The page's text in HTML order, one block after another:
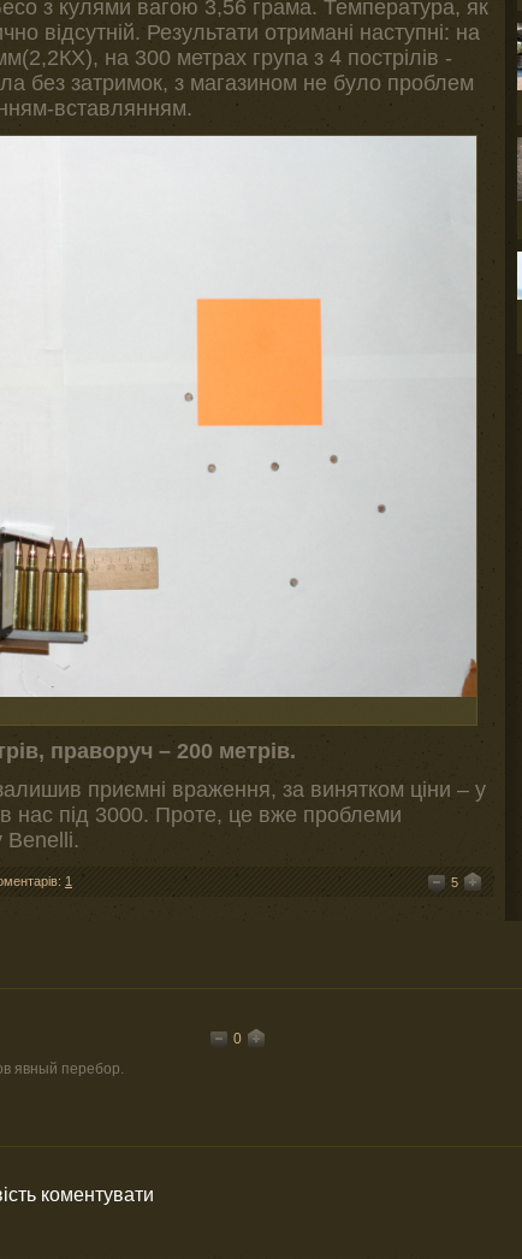
з кулями вагою 3,56 грама. Температура, як
відсутній. Результати отримані наступні: на
на 300 метрах група з 4 пострілів -
без затримок, з магазином не було проблем
вставлянням.
праворуч – 200 метрів.
приємні враження, за винятком ціни – у
нас під 3000. Проте, це вже проблеми
Benelli.
1 5
0
явный перебор.
коментувати